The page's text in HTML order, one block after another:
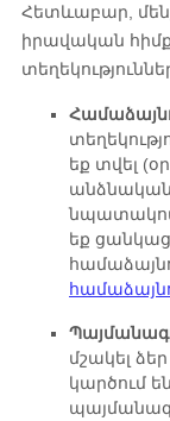
Հետևաբար,
իրավական
եք տվել
անձնական
նպատակով
եք
մշակել
կարծում